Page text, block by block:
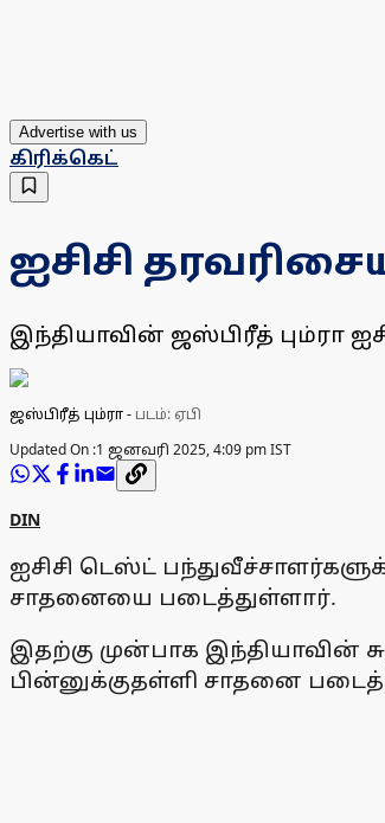
Advertise with us
கிரிக்கெட்
ஐசிசி
இந்தியாவின் ஜஸ்பிரீத் பும்ரா
ஜஸ்பிரீத் பும்ரா- படம்: ஏபி
Updated On :1 ஜனவரி 2025, 4:09 pm IST
DIN
ஐசிசி டெஸ்ட்
சாதனையை படைத்துள்ளார்.
இதற்கு முன்பாக இந்தியாவின்
பின்னுக்குதள்ளி சாதனை